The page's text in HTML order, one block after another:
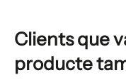
Clients que
producte